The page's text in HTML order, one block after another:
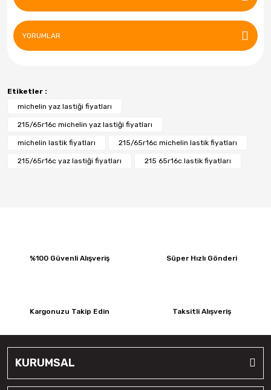
YORUMLAR
Etiketler :
michelin yaz lastiği fiyatları
215/65r16c michelin yaz lastiği fiyatları
michelin lastik fiyatları 215/65r16c michelin lastik fiyatları
215/65r16c yaz lastiği fiyatları 215 65r16c lastik fiyatları
%100 Güvenli Alışveriş Süper Hızlı Gönderi
Kargonuzu Takip Edin Taksitli Alışveriş
KURUMSAL